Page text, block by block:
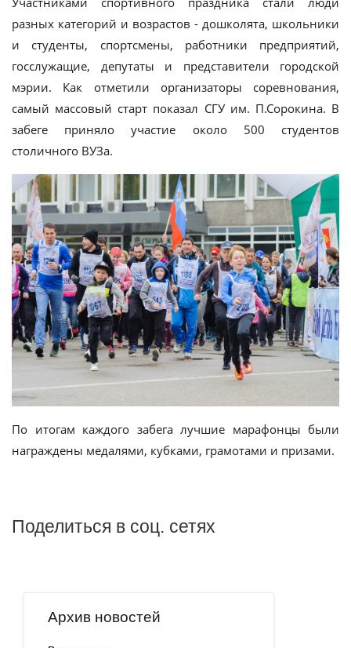
разных категорий и возрастов - дошколята, школьники
и студенты, спортсмены, работники предприятий,
госслужащие, депутаты и представители городской
мэрии. Как отметили организаторы соревнования,
самый массовый старт показал СГУ им. П.Сорокина. В
забеге приняло участие около 500 студентов
столичного ВУЗа.
По итогам каждого забега лучшие марафонцы были
награждены медалями, кубками, грамотами и призами.
Поделиться в соц. сетях
Архив новостей